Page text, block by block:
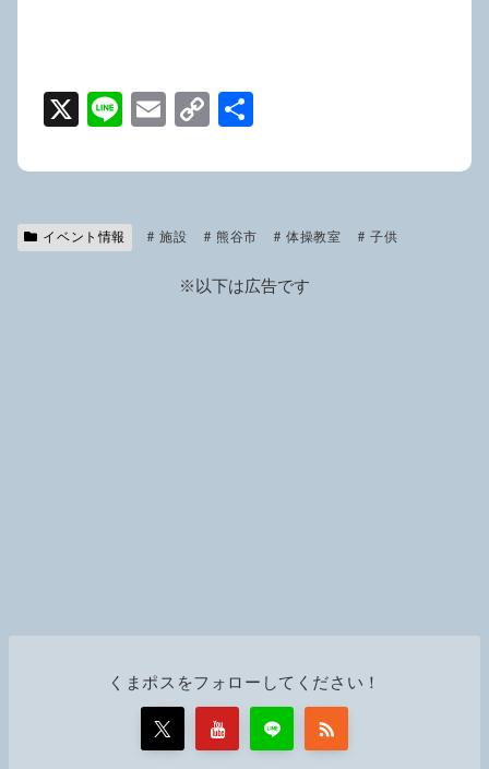
X
Li
e
E
ail
C
p
Li
n
イベント情報 施設 熊谷市 体操教室 子供
※以下は広告です
くまポスをフォローしてください！